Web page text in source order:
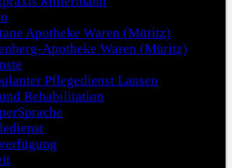
Apotheke Waren (Müritz)
Apotheke Waren (Müritz)
Pflegedienst Lansen
Rehabilitation